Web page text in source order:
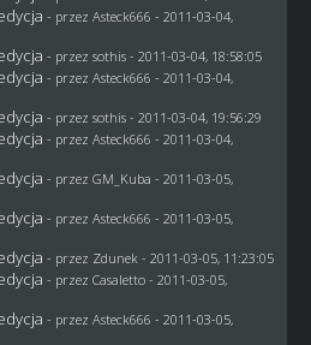
- przez Asteck666 - 2011-03-04,
- przez sothis- 2011-03-04, 18:58:05
- przez Asteck666 - 2011-03-04,
- przez sothis- 2011-03-04, 19:56:29
- przez Asteck666 - 2011-03-04,
- przez GM_Kuba - 2011-03-05,
- przez Asteck666 - 2011-03-05,
- przez Zdunek - 2011-03-05, 11:23:05
- przez Casaletto- 2011-03-05,
- przez Asteck666 - 2011-03-05,